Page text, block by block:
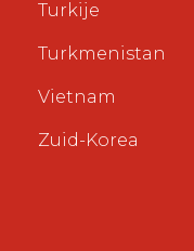
Turkije
Turkmenistan
Vietnam
Zuid-Korea